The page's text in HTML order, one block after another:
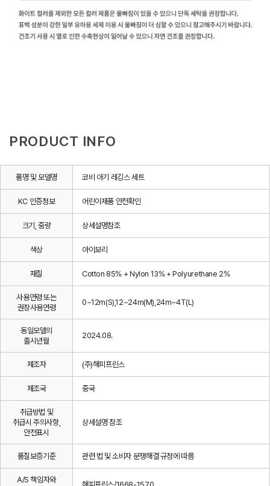
PRODUCT INFO
품명 및 모델명 코비 아기 레깅스 세트
KC 인증정보 어린이제품 안전확인
크기, 중량 상세설명참조
색상 아이보리
재질 Cotton 85% + Nylon 13% + Polyurethane 2%
사용연령 또는
권장사용연령
0~12m(S),12~24m(M),24m~4T(L)
동일모델의
출시년월
2024.08.
제조자 (주)해피프린스
제조국 중국
취급방법 및
취급시 주의사항,
안전표시
상세설명 참조
품질보증기준 관련 법 및 소비자 분쟁해결 규정에 따름
A/S 책임자와